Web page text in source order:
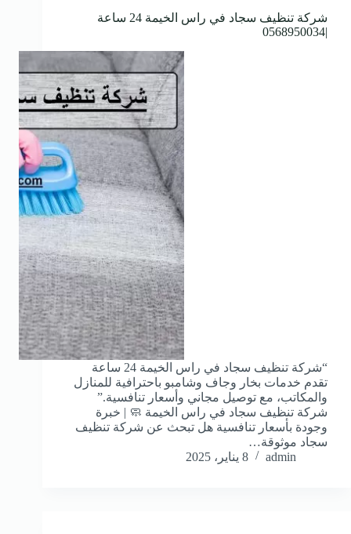
شركة تنظيف سجاد في راس الخيمة 24 ساعة
|0568950034
“شركة تنظيف سجاد في راس الخيمة 24 ساعة
تقدم خدمات بخار وجاف وشامبو باحترافية للمنازل
والمكاتب، مع توصيل مجاني وأسعار تنافسية.”
شركة تنظيف سجاد في راس الخيمة 🧼 | خبرة
وجودة بأسعار تنافسية هل تبحث عن شركة تنظيف
سجاد موثوقة…
admin
8 يناير، 2025